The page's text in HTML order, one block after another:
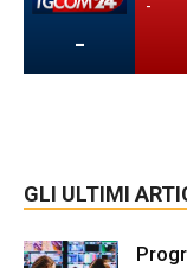
-
-
GLI ULTIMI